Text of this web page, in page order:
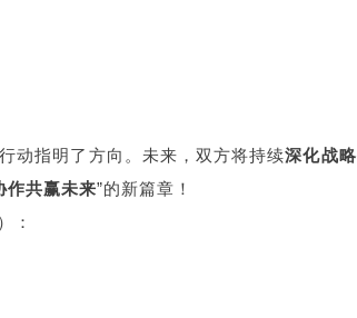
动指明了方向。未来，双方将持续深化战略
作共赢未来”的新篇章！
：